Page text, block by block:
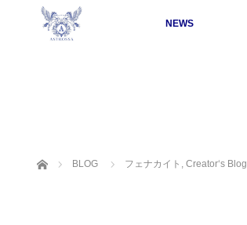
NEWS
ホーム BLOG フェナカイト , Creator‘s Blog